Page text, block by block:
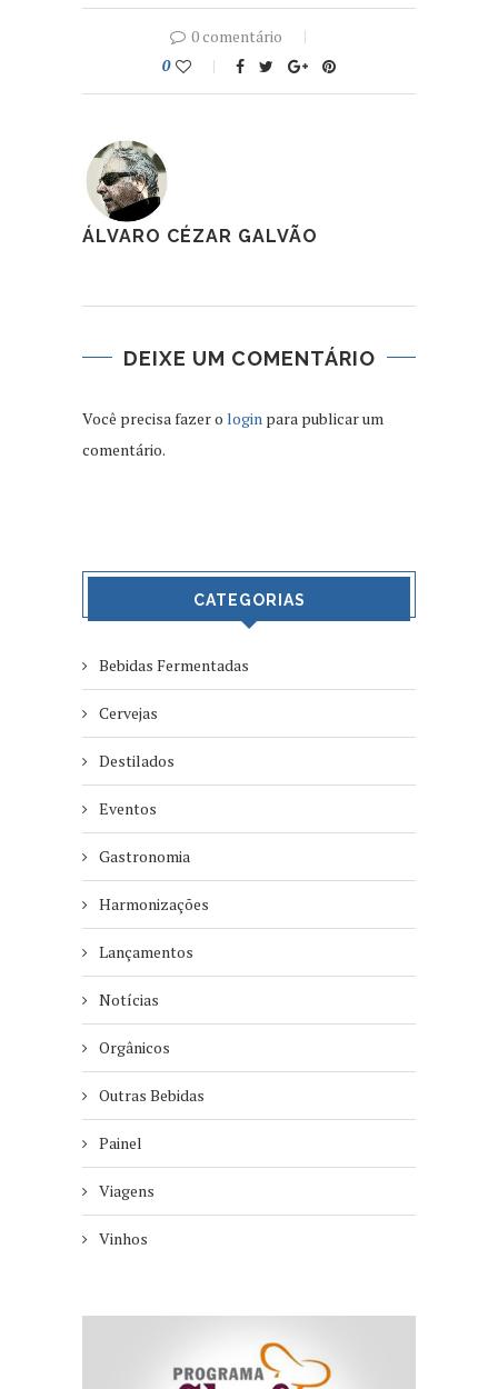
0 comentário
0
ÁLVARO CÉZAR GALVÃO
DEIXE UM COMENTÁRIO
Você precisa fazer o login para publicar um
comentário.
CATEGORIAS
Bebidas Fermentadas
Cervejas
Destilados
Eventos
Gastronomia
Harmonizações
Lançamentos
Notícias
Orgânicos
Outras Bebidas
Painel
Viagens
Vinhos